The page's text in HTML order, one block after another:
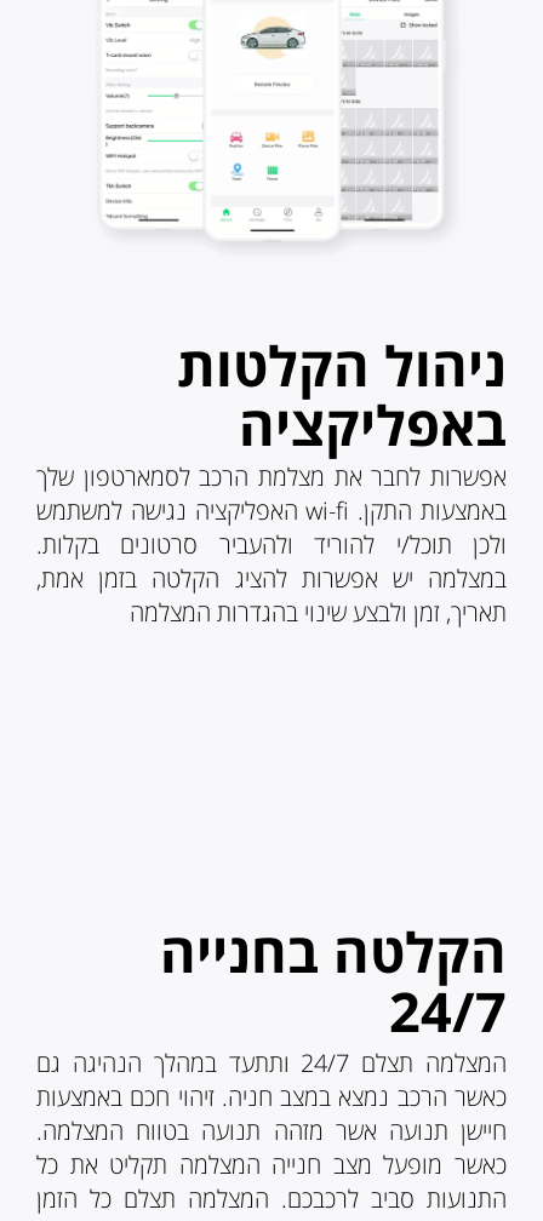
ניהול הקלטות
באפליקציה
אפשרות לחבר את מצלמת הרכב לסמארטפון שלך
באמצעות התקן. wi-fi האפליקציה נגישה למשתמש
ולכן תוכל/י להוריד ולהעביר סרטונים בקלות.
במצלמה יש אפשרות להציג הקלטה בזמן אמת,
תאריך, זמן ולבצע שינוי בהגדרות המצלמה
הקלטה בחנייה
24/7
המצלמה תצלם 24/7 ותתעד במהלך הנהיגה גם
כאשר הרכב נמצא במצב חניה. זיהוי חכם באמצעות
חיישן תנועה אשר מזהה תנועה בטווח המצלמה.
כאשר מופעל מצב חנייה המצלמה תקליט את כל
התנועות סביב לרכבכם. המצלמה תצלם כל הזמן